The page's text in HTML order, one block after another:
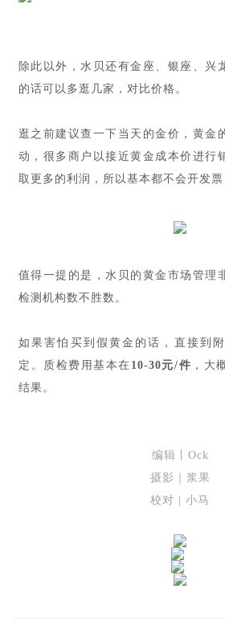
除此以外，水贝还有金座、银座、兴
的话可以多逛几家，对比价格。
逛之前建议查一下当天的金价，黄金
动，很多商户以接近黄金成本价进行
取更多的利润，所以基本都不会开发票
值得一提的是，水贝的黄金市场管理
检测机构数不胜数。
如果害怕买到假黄金的话，直接到
定。质检费用基本在 10-30元/件 ，大
结果。
编辑丨Ock
摄影｜浆果
校对 | 小马